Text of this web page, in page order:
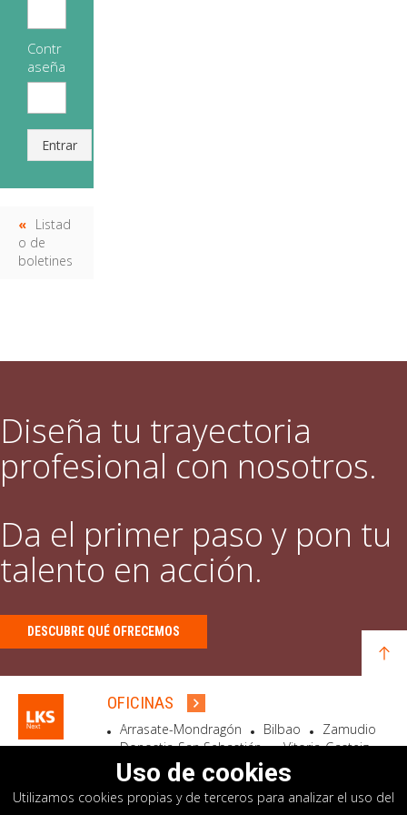
Contr
aseña
Entrar
Listad
o de
boletines
Diseña tu trayectoria
profesional con nosotros.
Da el primer paso y pon tu
talento en acción.
DESCUBRE QUÉ OFRECEMOS
OFICINAS
Arrasate-Mondragón Bilbao
Zamudio
Donostia-San Sebastián
Vitoria-Gasteiz
Madrid
El Astillero Bidart
Uso de cookies
Utilizamos cookies propias y de terceros para analizar el uso del